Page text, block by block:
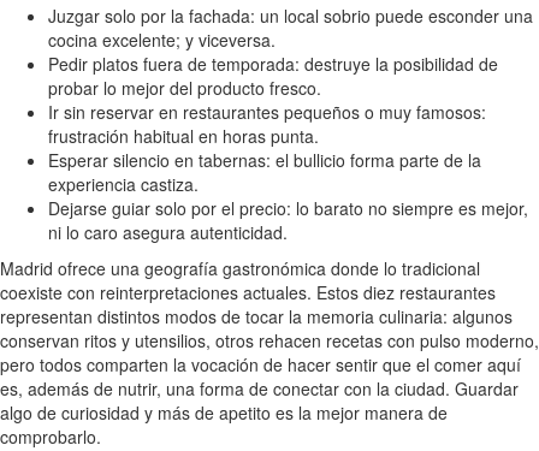
Juzgar solo por la fachada: un local sobrio puede esconder una
cocina excelente; y viceversa.
Pedir platos fuera de temporada: destruye la posibilidad de
probar lo mejor del producto fresco.
Ir sin reservar en restaurantes pequeños o muy famosos:
frustración habitual en horas punta.
Esperar silencio en tabernas: el bullicio forma parte de la
experiencia castiza.
Dejarse guiar solo por el precio: lo barato no siempre es mejor,
ni lo caro asegura autenticidad.
Madrid ofrece una geografía gastronómica donde lo tradicional
coexiste con reinterpretaciones actuales. Estos diez restaurantes
representan distintos modos de tocar la memoria culinaria: algunos
conservan ritos y utensilios, otros rehacen recetas con pulso moderno,
pero todos comparten la vocación de hacer sentir que el comer aquí
es, además de nutrir, una forma de conectar con la ciudad. Guardar
algo de curiosidad y más de apetito es la mejor manera de
comprobarlo.